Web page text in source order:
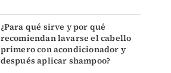
¿Para qué sirve y por qué
recomiendan lavarse el cabello
primero con acondicionador y
después aplicar shampoo?